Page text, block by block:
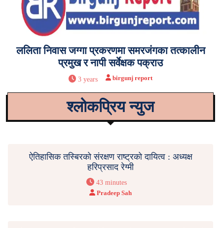
ललिता निवास जग्गा प्रकरणमा समरजंगका तत्कालीन
प्रमुख र नापी सर्वेक्षक पक्राउ
3 years birgunj report
श्लोकप्रिय न्युज
ऐतिहासिक तस्बिरको संरक्षण राष्ट्रको दायित्व : अध्यक्ष
हरिप्रसाद रेग्मी
43 minutes
Pradeep Sah